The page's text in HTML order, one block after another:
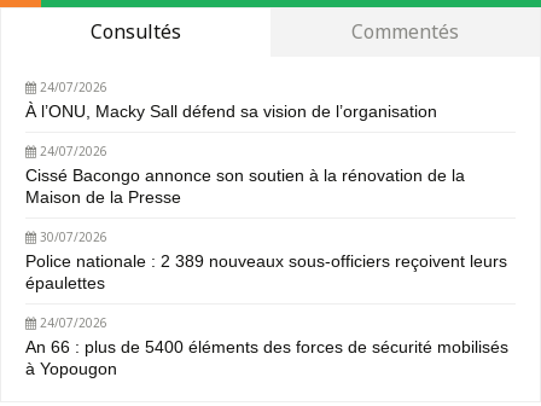
Consultés Commentés
24/07/2026
À l’ONU, Macky Sall défend sa vision de l’organisation
24/07/2026
Cissé Bacongo annonce son soutien à la rénovation de la
Maison de la Presse
30/07/2026
Police nationale : 2 389 nouveaux sous-officiers reçoivent leurs
épaulettes
24/07/2026
An 66 : plus de 5400 éléments des forces de sécurité mobilisés
à Yopougon